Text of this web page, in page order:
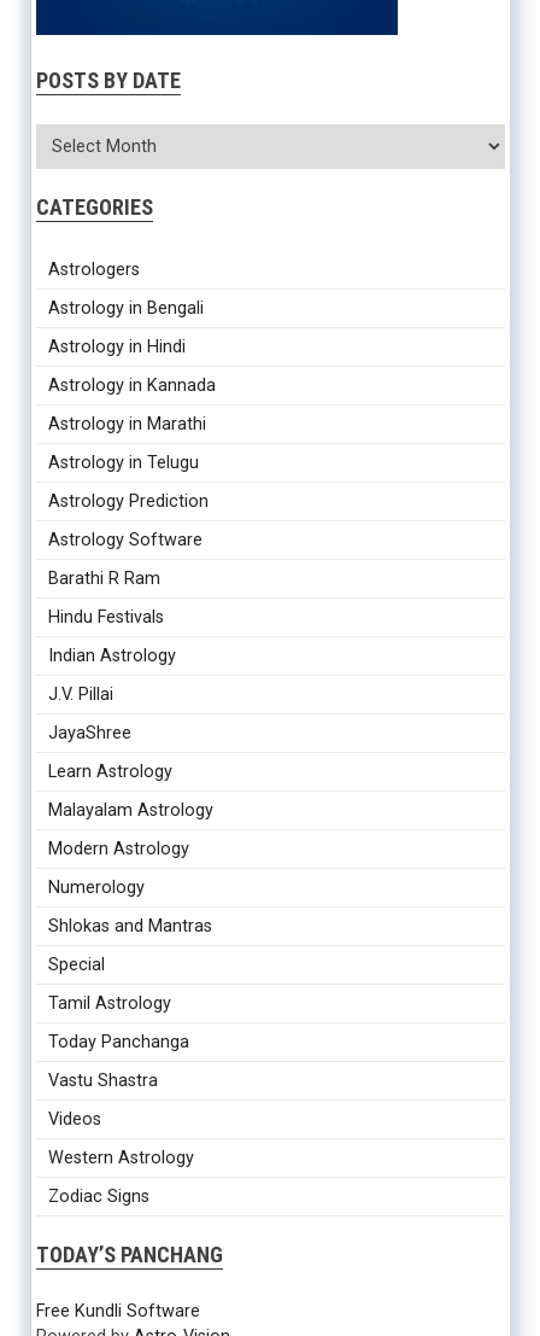
POSTS BY DATE
CATEGORIES
Astrologers
Astrology in Bengali
Astrology in Hindi
Astrology in Kannada
Astrology in Marathi
Astrology in Telugu
Astrology Prediction
Astrology Software
Barathi R Ram
Hindu Festivals
Indian Astrology
J.V. Pillai
JayaShree
Learn Astrology
Malayalam Astrology
Modern Astrology
Numerology
Shlokas and Mantras
Special
Tamil Astrology
Today Panchanga
Vastu Shastra
Videos
Western Astrology
Zodiac Signs
TODAY’S PANCHANG
Free Kundli Software